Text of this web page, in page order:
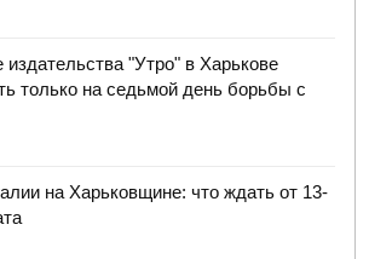
"Утро" в Харькове
только на седьмой день борьбы с
на Харьковщине: что ждать от 13-